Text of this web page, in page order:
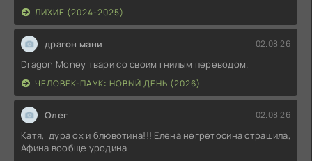
ЛИХИЕ (2024-2025)
драгон мани 02.08.26
Dragon Money твари со своим гнилым переводом.
ЧЕЛОВЕК-ПАУК: НОВЫЙ ДЕНЬ (2026)
Олег 02.08.26
Катя, дура ох и блювотина!!! Елена негретосина страшила,
Афина вообще уродина